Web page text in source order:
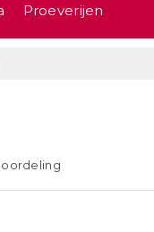
Proeverijen